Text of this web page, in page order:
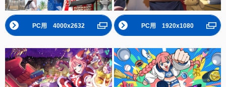
PC用 4000x2632 PC用 1920x1080